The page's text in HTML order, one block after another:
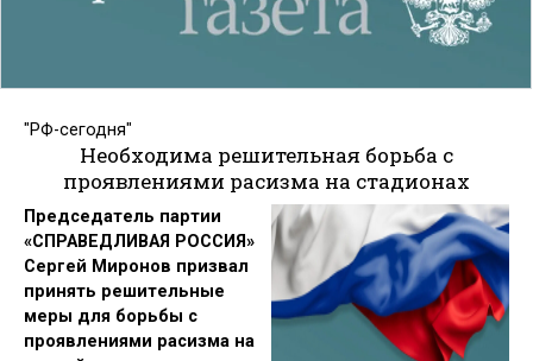
"РФ-сегодня"
Необходима решительная борьба с
проявлениями расизма на стадионах
Председатель партии
«СПРАВЕДЛИВАЯ РОССИЯ»
Сергей Миронов призвал
принять решительные
меры для борьбы с
проявлениями расизма на